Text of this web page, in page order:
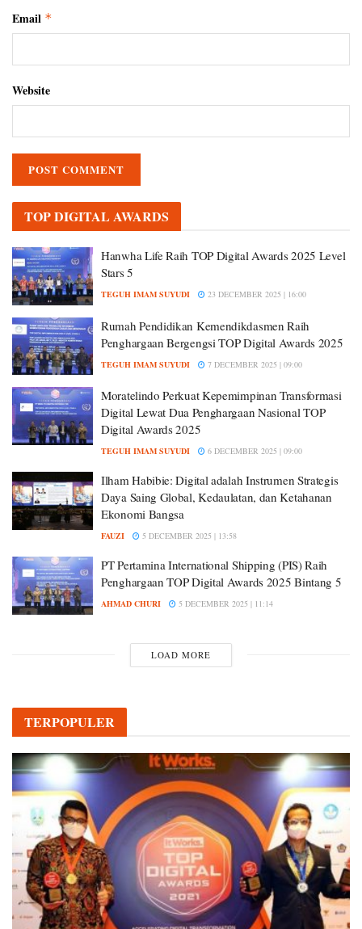
Email *
Website
TOP DIGITAL AWARDS
Hanwha Life Raih TOP Digital Awards 2025 Level
Stars 5
TEGUH IMAM SUYUDI 23 DECEMBER 2025 | 16:00
Rumah Pendidikan Kemendikdasmen Raih
Penghargaan Bergengsi TOP Digital Awards 2025
TEGUH IMAM SUYUDI 7 DECEMBER 2025 | 09:00
Moratelindo Perkuat Kepemimpinan Transformasi
Digital Lewat Dua Penghargaan Nasional TOP
Digital Awards 2025
TEGUH IMAM SUYUDI 6 DECEMBER 2025 | 09:00
Ilham Habibie: Digital adalah Instrumen Strategis
Daya Saing Global, Kedaulatan, dan Ketahanan
Ekonomi Bangsa
FAUZI 5 DECEMBER 2025 | 13:58
PT Pertamina International Shipping (PIS) Raih
Penghargaan TOP Digital Awards 2025 Bintang 5
AHMAD CHURI 5 DECEMBER 2025 | 11:14
LOAD MORE
TERPOPULER